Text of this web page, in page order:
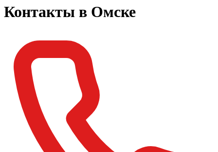
Контакты в Омске